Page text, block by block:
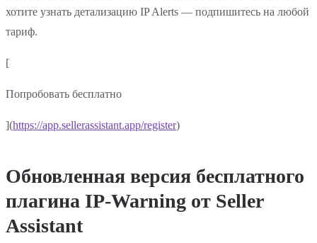
хотите узнать детализацию IP Alerts — подпишитесь на любой
тариф.
[
Попробовать бесплатно
](https://app.sellerassistant.app/register)
Обновленная версия бесплатного
плагина IP-Warning от Seller
Assistant